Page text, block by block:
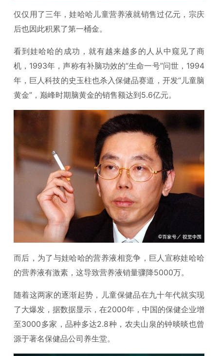
仅仅用了三年，娃哈哈儿童营养液就销售过亿元，宗庆
后也因此积累了第一桶金。
看到娃哈哈的成功，就有越来越多的人从中窥见了商
机，1993年，声称有补脑功效的“生命一号”问世，1994
年，巨人科技的史玉柱也杀入保健品赛道，开发“儿童脑
黄金”，巅峰时期脑黄金的销售额达到5.6亿元。
而后，为了与娃哈哈的营养液相竞争，巨人宣称娃哈哈
的营养液有激素，这导致营养液销量骤降5000万。
随着这两家的逐渐起势，儿童保健品在九十年代就实现
了大爆发，据数据显示，在2000年，中国的保健企业增
至3000多家，品种多达2.8种，农夫山泉的钟晱晱也曾
源于著名保健品公司养生堂。